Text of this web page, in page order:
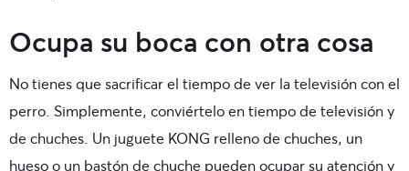
Ocupa su boca con otra cosa
No tienes que sacrificar el tiempo de ver la televisión con el
perro. Simplemente, conviértelo en tiempo de televisión y
de chuches. Un juguete KONG relleno de chuches, un
hueso o un bastón de chuche pueden ocupar su atención y